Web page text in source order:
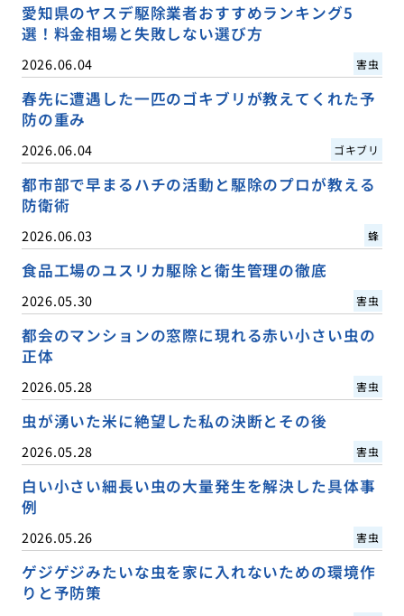
愛知県のヤスデ駆除業者おすすめランキング5
選！料金相場と失敗しない選び方
2026.06.04 害虫
春先に遭遇した一匹のゴキブリが教えてくれた予
防の重み
2026.06.04 ゴキブリ
都市部で早まるハチの活動と駆除のプロが教える
防衛術
2026.06.03 蜂
食品工場のユスリカ駆除と衛生管理の徹底
2026.05.30 害虫
都会のマンションの窓際に現れる赤い小さい虫の
正体
2026.05.28 害虫
虫が湧いた米に絶望した私の決断とその後
2026.05.28 害虫
白い小さい細長い虫の大量発生を解決した具体事
例
2026.05.26 害虫
ゲジゲジみたいな虫を家に入れないための環境作
りと予防策